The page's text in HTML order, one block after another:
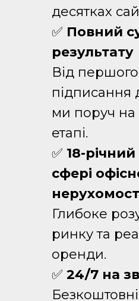
десятках
✅ Повний
результату
Від
підписання
ми поруч
етапі.
✅ 18-
сфері
Глибоке
ринку та
оренди.
✅ 24/7 на
Безкоштовні